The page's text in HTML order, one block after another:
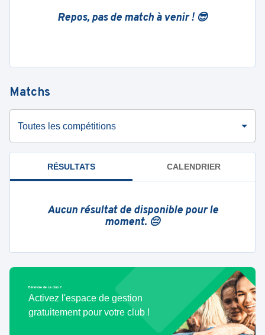
Repos, pas de match à venir ! 😎
Matchs
Toutes les compétitions
RÉSULTATS CALENDRIER
Aucun résultat de disponible pour le
moment. 😔
Bénévole de ce club ?
Activez l'espace de gestion
gratuitement pour votre club !